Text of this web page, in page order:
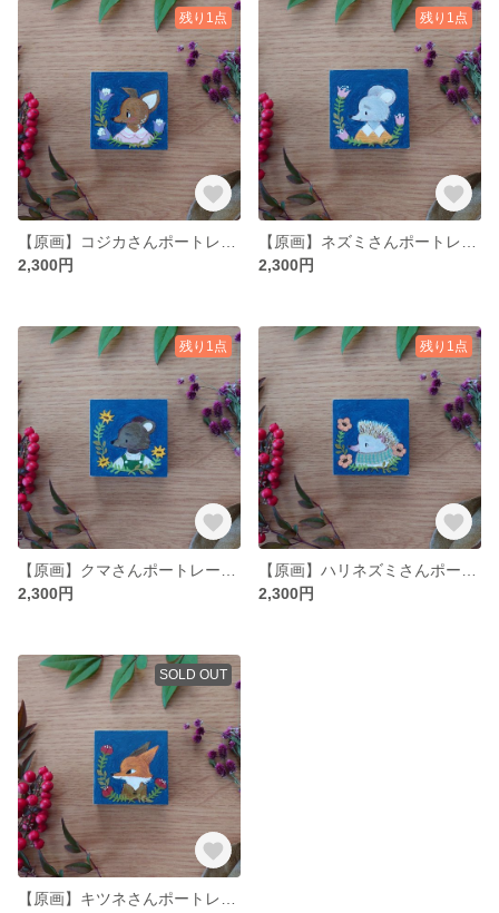
残り1点
2,300円
残り1点
2,300円
残り1点
2,300円
残り1点
2,300円
SOLD OUT